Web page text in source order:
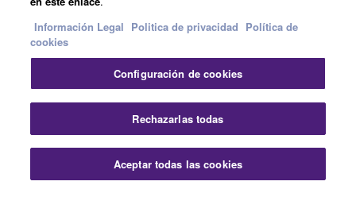
Politica de privacidad
Política de cookies
Información Legal Politica de privacidad Política de
cookies
Configuración de cookies
Rechazarlas todas
Aceptar todas las cookies